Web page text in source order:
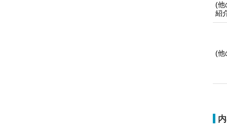
(他
紹
(他